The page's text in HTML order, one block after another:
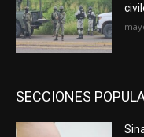
SECCIONES